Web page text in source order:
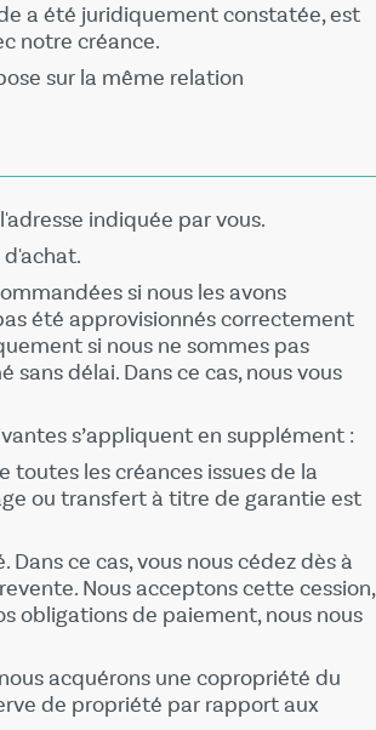
a été juridiquement constatée, est
notre créance.
sur la même relation
indiquée par vous.
si nous les avons
été approvisionnés correctement
si nous ne sommes pas
délai. Dans ce cas, nous vous
s’appliquent en supplément :
toutes les créances issues de la
ou transfert à titre de garantie est
ce cas, vous nous cédez dès à
Nous acceptons cette cession,
obligations de paiement, nous nous
acquérons une copropriété du
de propriété par rapport aux